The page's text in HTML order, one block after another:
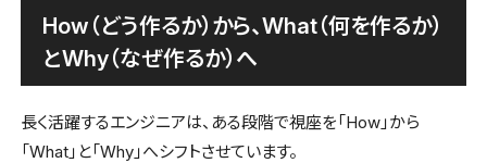
How（どう作るか）から、What（何を作るか）
とWhy（なぜ作るか）へ
長く活躍するエンジニアは、ある段階で視座を「How」から
「What」と「Why」へシフトさせています。